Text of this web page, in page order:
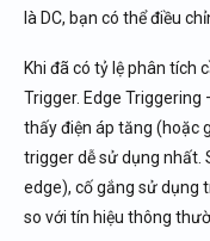
là DC, bạn có thể điều
Khi đã có tỷ lệ phân tích
Trigger. Edge
thấy điện áp tăng (hoặc
trigger dễ sử dụng nhất.
edge), cố gắng sử dụng
so với tín hiệu thông